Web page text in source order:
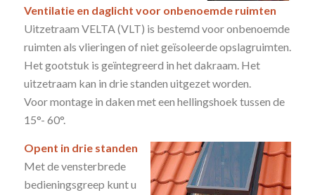
Ventilatie en daglicht voor onbenoemde ruimten
Uitzetraam VELTA (VLT) is bestemd voor onbenoemde
ruimten als vlieringen of niet geïsoleerde opslagruimten.
Het gootstuk is geïntegreerd in het dakraam. Het
uitzetraam kan in drie standen uitgezet worden.
Voor montage in daken met een hellingshoek tussen de
15°- 60°.
Opent in drie standen
Met de vensterbrede
bedieningsgreep kunt u